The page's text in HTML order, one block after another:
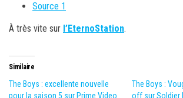
Source 1
À très vite sur l’EternoStation.
Similaire
The Boys : excellente nouvelle
pour la saison 5 sur Prime Video
The Boys :
off sur Soldier